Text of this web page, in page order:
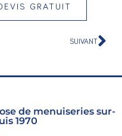
GRATUIT
SUIVANT
de menuiseries sur-
1970